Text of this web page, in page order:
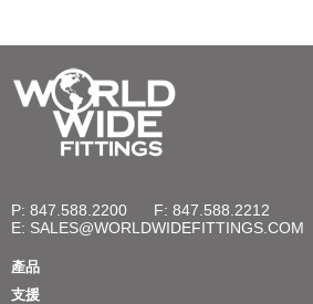
P: 847.588.2200
F: 847.588.2212
E: SALES@WORLDWIDEFITTINGS.COM
產品
支援